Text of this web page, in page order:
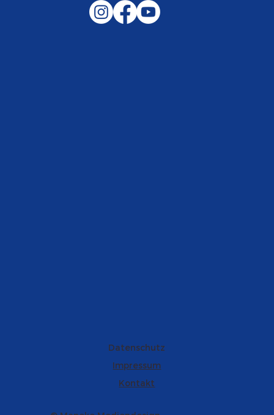
Gemeinsam auf außergewöhnliche
Datenschutz
Impressum
Kontakt